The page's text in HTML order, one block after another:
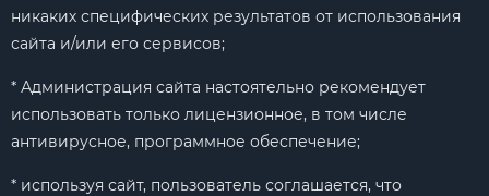
никаких специфических результатов от использования
сайта и/или его сервисов;
* Администрация сайта настоятельно рекомендует
использовать только лицензионное, в том числе
антивирусное, программное обеспечение;
* используя сайт, пользователь соглашается, что